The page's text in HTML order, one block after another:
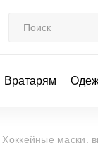
Вратарям
Хоккейные маски,